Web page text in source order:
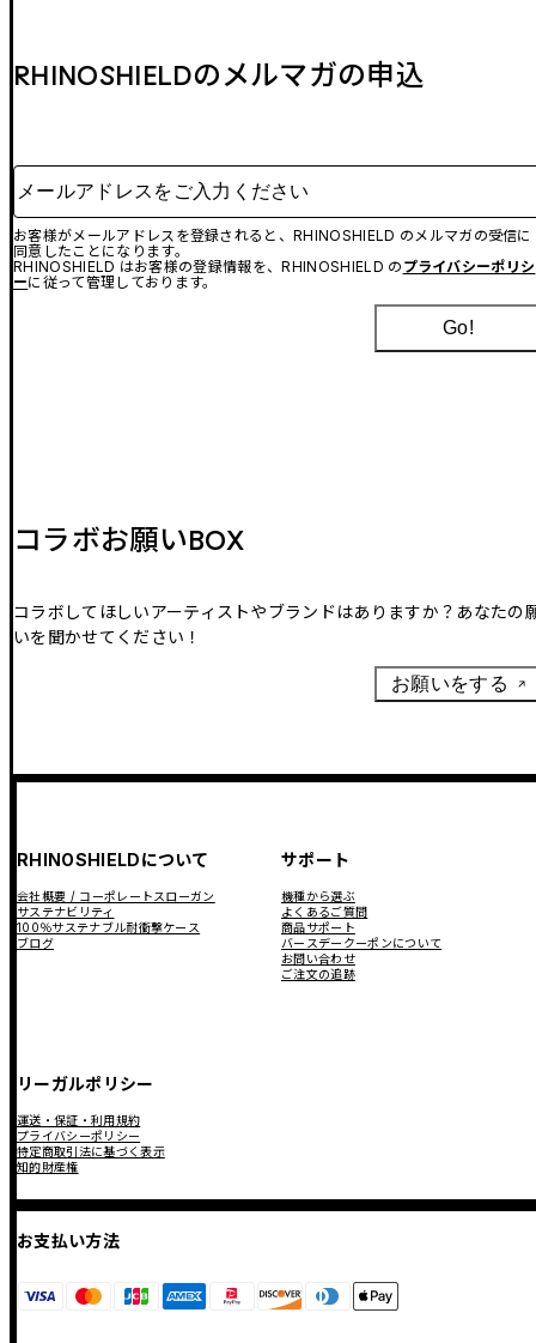
RHINOSHIELDのメルマガの申込
メールアドレスをご入力ください
お客様がメールアドレスを登録されると、RHINOSHIELD のメルマガの受信に
同意したことになります。
RHINOSHIELD はお客様の登録情報を、RHINOSHIELD の プライバシーポリシ
ーに従って管理しております。
Go!
コラボお願いBOX
コラボしてほしいアーティストやブランドはありますか？あなたの
いを聞かせてください！
お願いをする
RHINOSHIELDについて
会社概要 / コーポレートスローガン
サステナビリティ
100％サステナブル耐衝撃ケース
ブログ
サポート
機種から選ぶ
よくあるご質問
商品サポート
バースデークーポンについて
お問い合わせ
ご注文の追跡
リーガルポリシー
運送・保証・利用規約
プライバシーポリシー
特定商取引法に基づく表示
知的財産権
お支払い方法